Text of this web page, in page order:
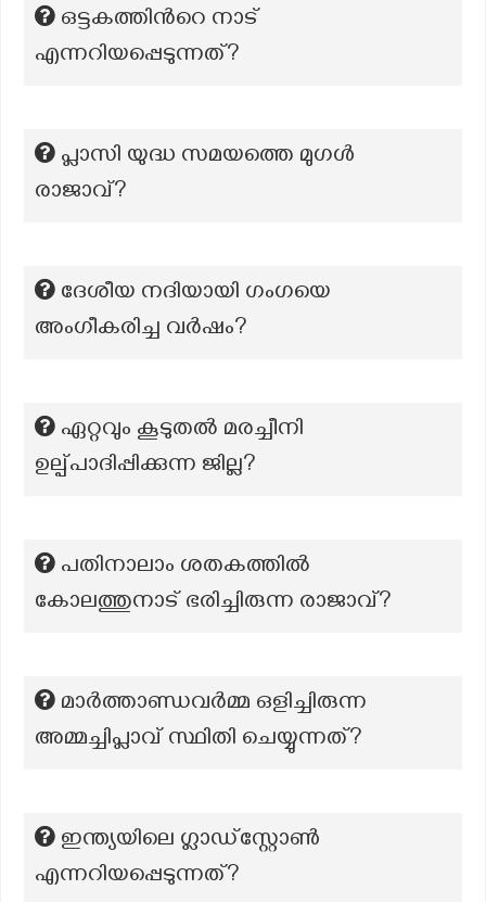
ഒട്ടകത്തിന്‍റെ നാട്
എന്നറിയപ്പെടുന്നത്?
പ്ലാസി യുദ്ധ സമയത്തെ മുഗൾ
രാജാവ്?
ദേശീയ നദിയായി ഗംഗയെ
അംഗീകരിച്ച വർഷം?
ഏറ്റവും കൂടുതല്‍ മരച്ചീനി
ഉല്പ്പാദിപ്പിക്കുന്ന ജില്ല?
പതിനാലാം ശതകത്തിൽ
കോലത്തുനാട് ഭരിച്ചിരുന്ന രാജാവ്?
മാർത്താണ്ഡവർമ്മ ഒളിച്ചിരുന്ന
അമ്മച്ചിപ്ലാവ് സ്ഥിതി ചെയ്യുന്നത്?
ഇന്ത്യയിലെ ഗ്ലാഡ്‌സ്റ്റോൺ
എന്നറിയപ്പെടുന്നത്?